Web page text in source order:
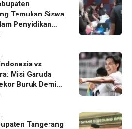
Temukan Siswa
Penyidikan
PKBM
vs
Misi Garuda
Buruk Demi
Piala AFF
Tangerang